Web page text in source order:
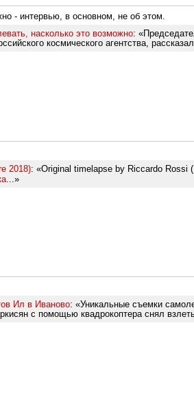
- интервью, в основном, не об этом.
насколько это возможно:
космического агентства,
2018): «Original timelapse by Riccardo Rossi
...»
Ил в Иваново: «Уникальные съемки
с помощью квадрокоптера снял